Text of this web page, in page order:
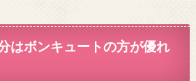
はボンキュートの方が優れ